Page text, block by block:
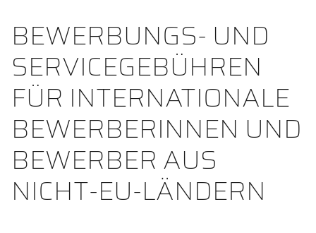
BEWERBUNGS- UND
SERVICEGEBÜHREN
FÜR INTERNATIONALE
BEWERBERINNEN UND
BEWERBER AUS
NICHT-EU-LÄNDERN